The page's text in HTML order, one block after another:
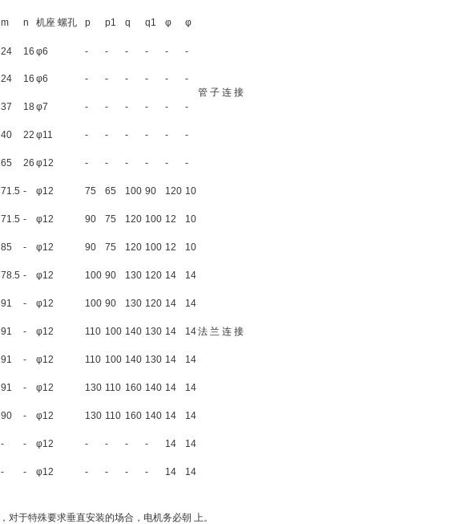
m n 机座 螺孔 p p1 q q1 φ φ
管 子 连 接
24 16 φ6 - - - - - -
24 16 φ6 - - - - - -
37 18φ7 - - - - - -
40 22 φ11 - - - - - -
65 26 φ12 - - - - - -
71.5 - φ12 75 65 100 90 120 10
法 兰 连 接
71.5 - φ12 90 75 120 100 12 10
85 - φ12 90 75 120 100 12 10
78.5 - φ12 100 90 130 120 14 14
91 - φ12 100 90 130 120 14 14
91 - φ12 110 100 140 130 14 14
91 - φ12 110 100 140 130 14 14
91 - φ12 130 110 160 140 14 14
90 - φ12 130 110 160 140 14 14
- - φ12 - - - - 14 14
- - φ12 - - - - 14 14
对于特殊要求垂直安装的场合，电机务必朝 上。